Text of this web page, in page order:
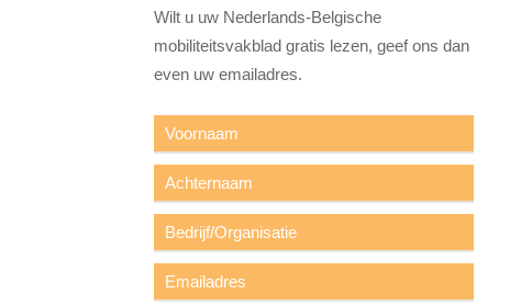
Wilt u uw Nederlands-Belgische
mobiliteitsvakblad gratis lezen, geef ons dan
even uw emailadres.